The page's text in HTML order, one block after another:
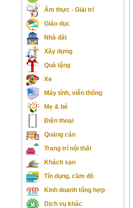
Ẩm thực - Giải trí
Giáo dục
Nhà đất
Xây dựng
Quà tặng
Xe
Máy tính, viễn thông
Mẹ & bé
Điện thoại
Quảng cáo
Trang trí nội thất
Khách sạn
Tín dụng, cầm đồ
Kinh doanh tổng hợp
Dịch vụ khác